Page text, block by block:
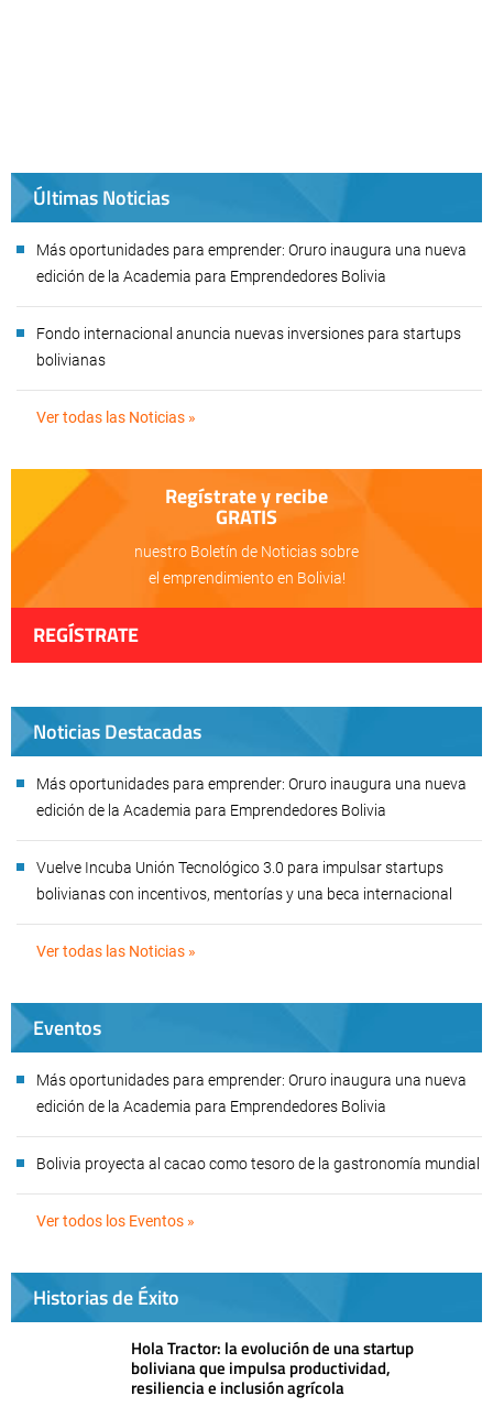
Últimas Noticias
Más oportunidades para emprender: Oruro inaugura una nueva
edición de la Academia para Emprendedores Bolivia
Fondo internacional anuncia nuevas inversiones para startups
bolivianas
Ver todas las Noticias »
Regístrate y recibe
GRATIS
nuestro Boletín de Noticias sobre
el emprendimiento en Bolivia!
REGÍSTRATE
Noticias Destacadas
Más oportunidades para emprender: Oruro inaugura una nueva
edición de la Academia para Emprendedores Bolivia
Vuelve Incuba Unión Tecnológico 3.0 para impulsar startups
bolivianas con incentivos, mentorías y una beca internacional
Ver todas las Noticias »
Eventos
Más oportunidades para emprender: Oruro inaugura una nueva
edición de la Academia para Emprendedores Bolivia
Bolivia proyecta al cacao como tesoro de la gastronomía mundial
Ver todos los Eventos »
Historias de Éxito
Hola Tractor: la evolución de una startup
boliviana que impulsa productividad,
resiliencia e inclusión agrícola